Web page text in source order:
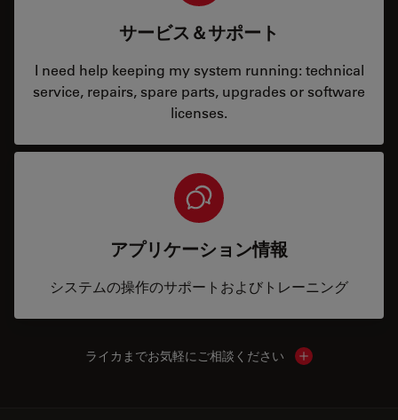
サービス＆サポート
I need help keeping my system running: technical
service, repairs, spare parts, upgrades or software
licenses.
アプリケーション情報
システムの操作のサポートおよびトレーニング
ライカまでお気軽にご相談ください Show local